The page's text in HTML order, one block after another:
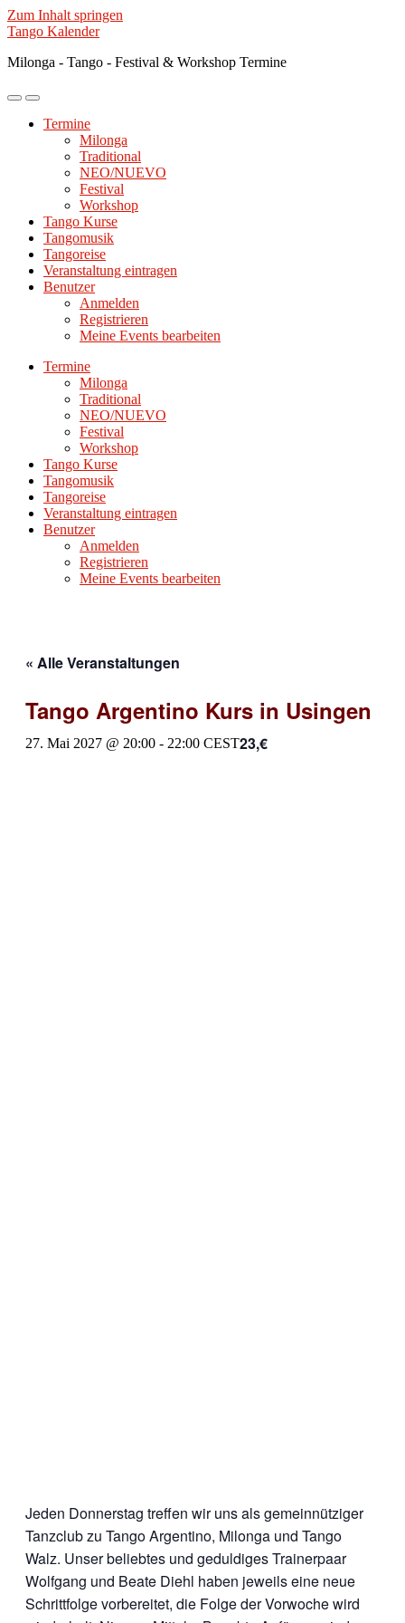
Zum Inhalt springen
Tango Kalender
Milonga - Tango - Festival & Workshop Termine
Mobile-
ein-/ausblenden
Suchfeld
ein-/ausblenden
Termine
Milonga
Traditional
NEO/NUEVO
Festival
Workshop
Tango Kurse
Tangomusik
Tangoreise
Veranstaltung eintragen
Benutzer
Anmelden
Registrieren
Meine Events bearbeiten
Termine
Milonga
Traditional
NEO/NUEVO
Festival
Workshop
Tango Kurse
Tangomusik
Tangoreise
Veranstaltung eintragen
Benutzer
Anmelden
Registrieren
Meine Events bearbeiten
« Alle Veranstaltungen
Tango Argentino Kurs in Usingen
27. Mai 2027 @ 20:00 - 22:00 CEST23,€
Jeden Donnerstag treffen wir uns als gemeinnütziger
Tanzclub zu Tango Argentino, Milonga und Tango
Walz. Unser beliebtes und geduldiges Trainerpaar
Wolfgang und Beate Diehl haben jeweils eine neue
Schrittfolge vorbereitet, die Folge der Vorwoche wird